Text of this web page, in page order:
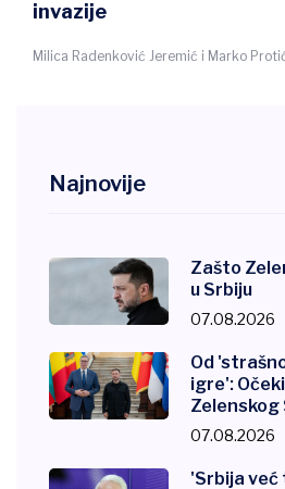
i Marko Protić - BBC novinari | pre 4 sata
Najnovije
Zašto
u Srbiju
07.08.2026
Od
igre':
Zelenskog
07.08.2026
'Srbija već